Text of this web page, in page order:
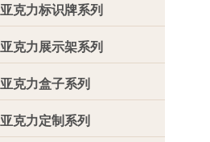
亚克力标识牌系列
亚克力展示架系列
亚克力盒子系列
亚克力定制系列